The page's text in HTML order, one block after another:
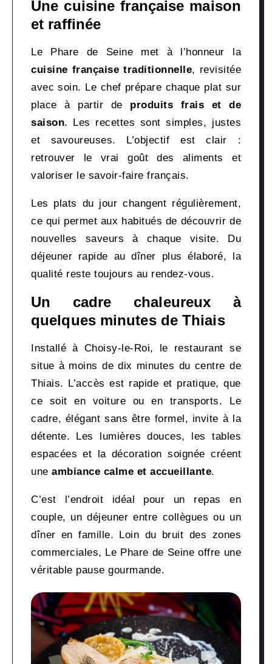
Une cuisine française maison
et raffinée
Le Phare de Seine met à l’honneur la
cuisine française traditionnelle, revisitée
avec soin. Le chef prépare chaque plat sur
place à partir de produits frais et de
saison. Les recettes sont simples, justes
et savoureuses. L’objectif est clair :
retrouver le vrai goût des aliments et
valoriser le savoir-faire français.
Les plats du jour changent régulièrement,
ce qui permet aux habitués de découvrir de
nouvelles saveurs à chaque visite. Du
déjeuner rapide au dîner plus élaboré, la
qualité reste toujours au rendez-vous.
Un cadre chaleureux à
quelques minutes de Thiais
Installé à Choisy-le-Roi, le restaurant se
situe à moins de dix minutes du centre de
Thiais. L’accès est rapide et pratique, que
ce soit en voiture ou en transports. Le
cadre, élégant sans être formel, invite à la
détente. Les lumières douces, les tables
espacées et la décoration soignée créent
une ambiance calme et accueillante.
C’est l’endroit idéal pour un repas en
couple, un déjeuner entre collègues ou un
dîner en famille. Loin du bruit des zones
commerciales, Le Phare de Seine offre une
véritable pause gourmande.